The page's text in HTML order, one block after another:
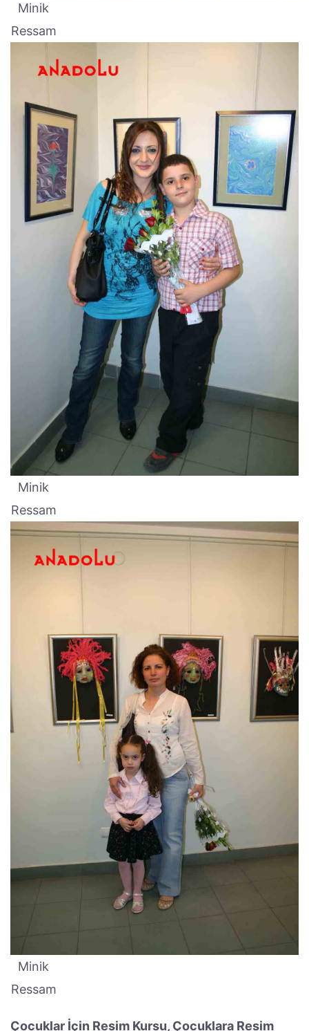
Minik
Ressam
Minik
Ressam
Minik
Ressam
Çocuklar İçin Resim Kursu, Çocuklara Resim